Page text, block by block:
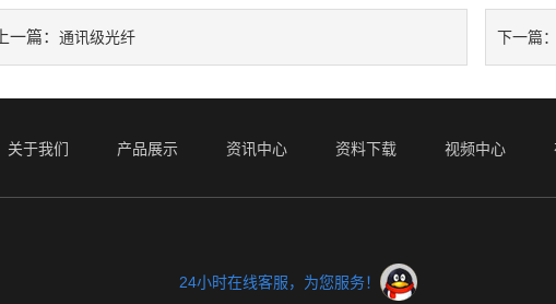
上一篇： 通讯级光纤 下一篇
关于我们 产品展示 资讯中心 资料下载 视频中心
24小时在线客服，为您服务！